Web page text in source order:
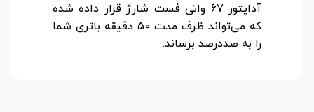
آداپتور 67 واتی فست شارژ قرار داده شده
که می‌تواند ظرف مدت 50 دقیقه باتری شما
را به صددرصد برساند.